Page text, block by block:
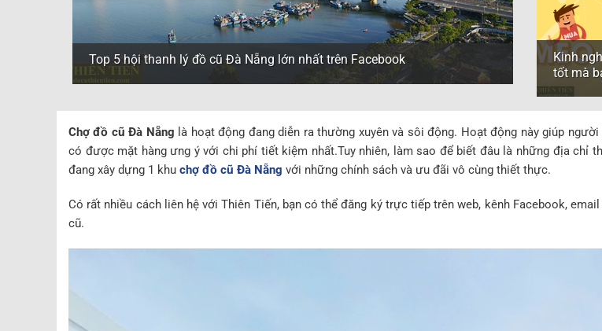
Top 5 hội thanh lý đồ cũ Đà Nẵng lớn nhất trên Facebook
Kinh
tốt mà
Chợ đồ cũ Đà Nẵng là hoạt động đang diễn ra thường xuyên và sôi động. Hoạt động này giúp
có được mặt hàng ưng ý với chi phí tiết kiệm nhất.Tuy nhiên, làm sao để biết đâu là những địa chỉ
đang xây dựng 1 khu chợ đồ cũ Đà Nẵng với những chính sách và ưu đãi vô cùng thiết thực.
Có rất nhiều cách liên hệ với Thiên Tiến, bạn có thể đăng ký trực tiếp trên web, kênh Facebook,
cũ.